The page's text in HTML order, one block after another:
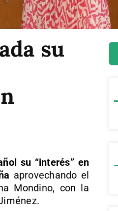
su
su “interés” en
aprovechando el
Mondino, con la